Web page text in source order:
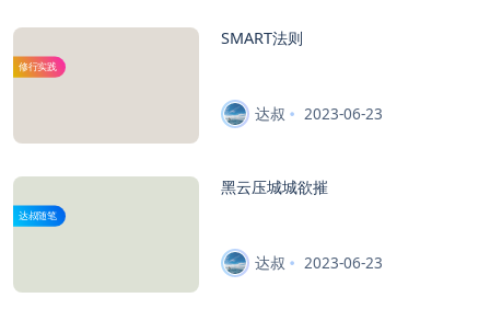
修行实践
SMART法则
达叔 2023-06-23
达叔随笔
黑云压城城欲摧
达叔 2023-06-23